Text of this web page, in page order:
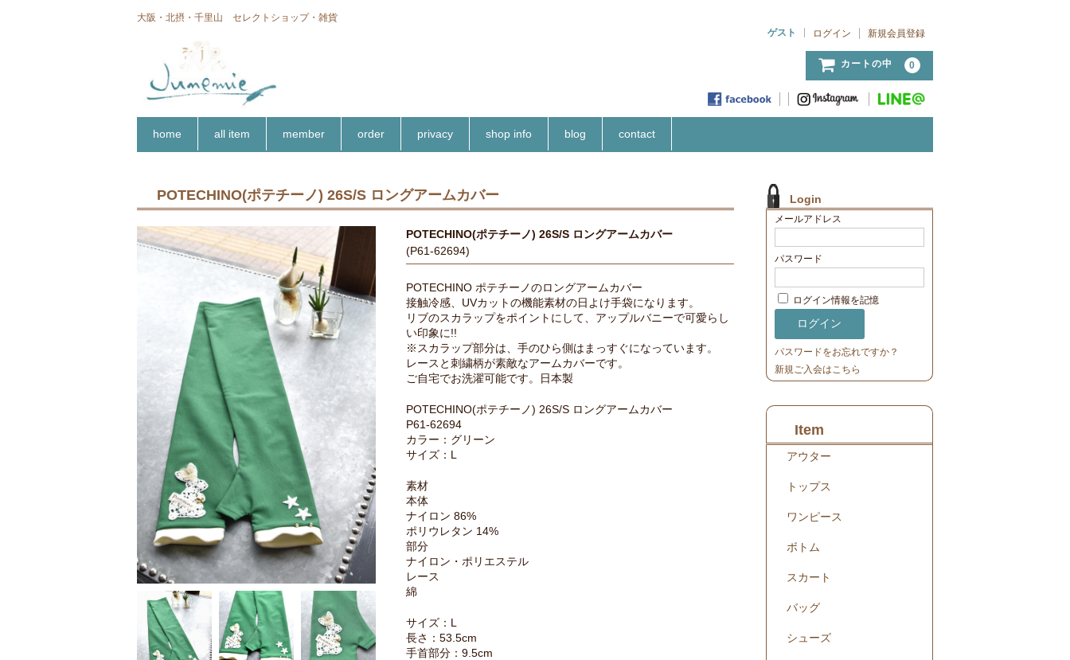
大阪・北摂・千里山 セレクトショップ・雑貨
ゲスト
ログイン 新規会員登録
カートの中 0
home all item member order privacy shop info blog contact
POTECHINO(ポテチーノ) 26S/S ロングアームカバー
POTECHINO(ポテチーノ) 26S/S ロングアームカバー
(P61-62694)
POTECHINO ポテチーノのロングアームカバー
接触冷感、UVカットの機能素材の日よけ手袋になります。
リブのスカラップをポイントにして、アップルバニーで可愛らし
い印象に!!
※スカラップ部分は、手のひら側はまっすぐになっています。
レースと刺繍柄が素敵なアームカバーです。
ご自宅でお洗濯可能です。日本製
POTECHINO(ポテチーノ) 26S/S ロングアームカバー
P61-62694
カラー：グリーン
サイズ：L
素材
本体
ナイロン 86%
ポリウレタン 14%
部分
ナイロン・ポリエステル
レース
綿
サイズ：L
長さ：53.5cm
手首部分：9.5cm
Login
メールアドレス
パスワード
ログイン情報を記憶
パスワードをお忘れですか？
新規ご入会はこちら
Item
アウター
トップス
ワンピース
ボトム
スカート
バッグ
シューズ